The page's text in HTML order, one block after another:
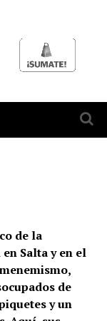
de la
Salta y en el
de
y un